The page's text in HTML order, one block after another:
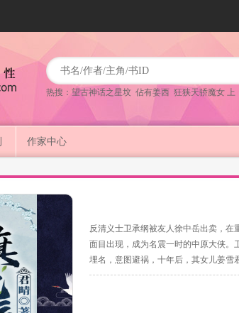
热搜： 望古神话之星坟 佔有姜西 狂狭天骄魔女 上
作家中心
反清义士卫承纲被友人徐中岳出卖，
面目出现，成为名震一时的中原大侠。
埋名，意图避祸，十年后，其女儿姜雪